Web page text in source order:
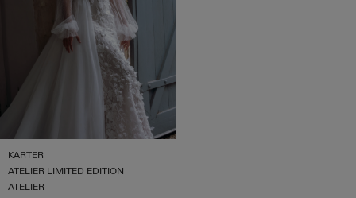
KARTER
ATELIER LIMITED EDITION
ATELIER